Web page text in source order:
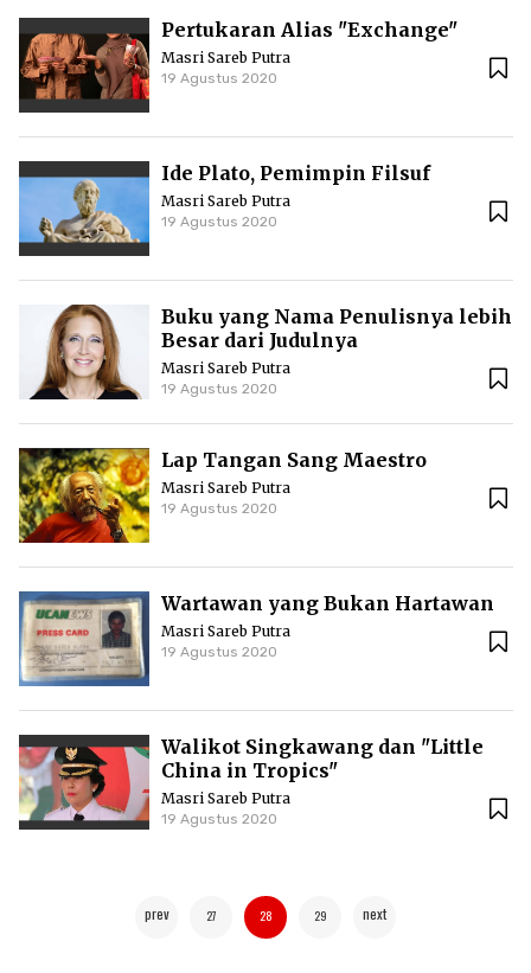
Pertukaran Alias "Exchange"
Masri Sareb Putra
19 Agustus 2020
Ide Plato, Pemimpin Filsuf
Masri Sareb Putra
19 Agustus 2020
Buku yang Nama Penulisnya lebih
Besar dari Judulnya
Masri Sareb Putra
19 Agustus 2020
Lap Tangan Sang Maestro
Masri Sareb Putra
19 Agustus 2020
Wartawan yang Bukan Hartawan
Masri Sareb Putra
19 Agustus 2020
Walikot Singkawang dan "Little
China in Tropics"
Masri Sareb Putra
19 Agustus 2020
prev 27 28 29 next